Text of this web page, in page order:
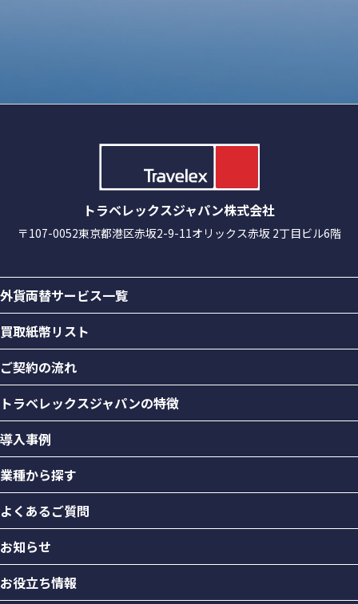
トラベレックスジャパン株式会社
〒107-0052東京都港区赤坂2-9-11オリックス赤坂 2丁目ビル6階
外貨両替サービス一覧
買取紙幣リスト
ご契約の流れ
トラベレックスジャパンの特徴
導入事例
業種から探す
よくあるご質問
お知らせ
お役立ち情報